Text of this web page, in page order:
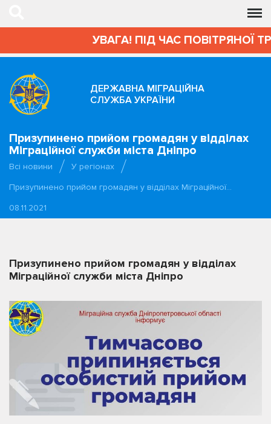
УВАГА! ПІД ЧАС ПОВІТРЯНОЇ
ДЕРЖАВНА МІГРАЦІЙНА
СЛУЖБА УКРАЇНИ
Призупинено прийом громадян у відділах
Міграційної служби міста Дніпро
Всі новини
У регіонах
Призупинено прийом громадян у відділах Міграційної…
08.11.2021
Призупинено прийом громадян у відділах
Міграційної служби міста Дніпро